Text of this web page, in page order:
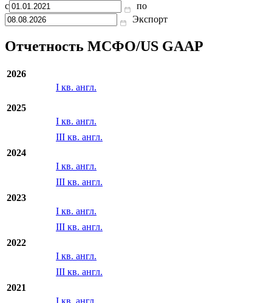
с
по
Экспорт
Отчетность МСФО/US GAAP
2026
I кв. англ.
2025
I кв. англ.
III кв. англ.
2024
I кв. англ.
III кв. англ.
2023
I кв. англ.
III кв. англ.
2022
I кв. англ.
III кв. англ.
2021
I кв. англ.